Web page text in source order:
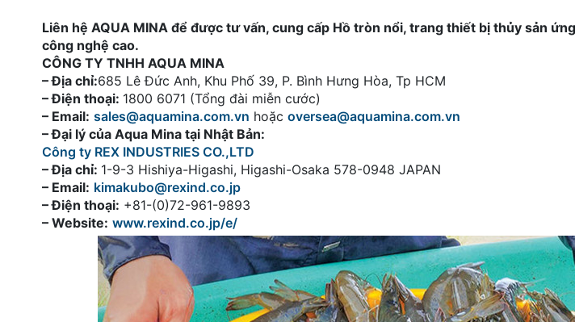
Liên hệ AQUA MINA để được tư vấn, cung cấp Hồ tròn nổi, trang thiết bị thủy sản
công nghệ cao.
CÔNG TY TNHH AQUA MINA
– Địa chỉ:685 Lê Đức Anh, Khu Phố 39, P. Bình Hưng Hòa, Tp HCM
– Điện thoại: 1800 6071 (Tổng đài miễn cước)
– Email: sales@aquamina.com.vn hoặc oversea@aquamina.com.vn
– Đại lý của Aqua Mina tại Nhật Bản:
Công ty REX INDUSTRIES CO.,LTD
– Địa chỉ: 1-9-3 Hishiya-Higashi, Higashi-Osaka 578-0948 JAPAN
– Email: kimakubo@rexind.co.jp
– Điện thoại: +81-(0)72-961-9893
– Website: www.rexind.co.jp/e/